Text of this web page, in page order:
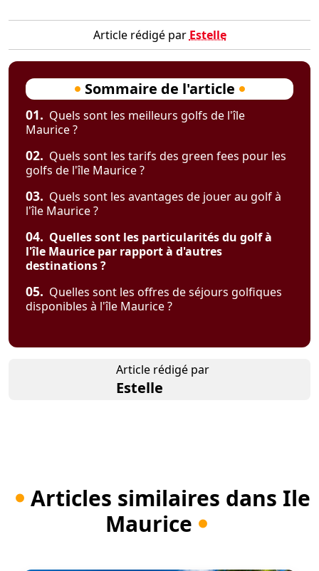
Article rédigé par Estelle
Sommaire de l'article
01. Quels sont les meilleurs golfs de l'île
Maurice ?
02. Quels sont les tarifs des green fees pour les
golfs de l'île Maurice ?
03. Quels sont les avantages de jouer au golf à
l'île Maurice ?
04. Quelles sont les particularités du golf à
l'île Maurice par rapport à d'autres
destinations ?
05. Quelles sont les offres de séjours golfiques
disponibles à l'île Maurice ?
Article rédigé par
Estelle
Articles similaires dans Ile
Maurice